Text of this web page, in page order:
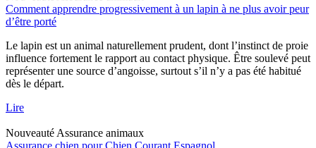
Comment apprendre progressivement à un lapin à ne plus avoir peur
d’être porté
Le lapin est un animal naturellement prudent, dont l’instinct de proie
influence fortement le rapport au contact physique. Être soulevé peut
représenter une source d’angoisse, surtout s’il n’y a pas été habitué
dès le départ.
Lire
Nouveauté Assurance animaux
Assurance chien pour Chien Courant Espagnol